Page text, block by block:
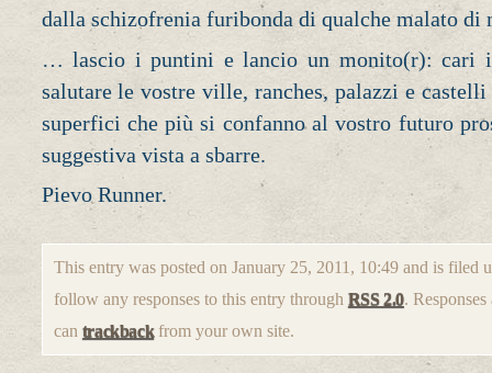
dalla schizofrenia furibonda di qualche malato
… lascio i puntini e lancio un monito(r): cari
salutare le vostre ville, ranches, palazzi e castelli
superfici che più si confanno al vostro futuro
suggestiva vista a sbarre.
Pievo Runner.
This entry was posted on January 25, 2011, 10:49 and is filed
follow any responses to this entry through RSS 2.0.
can trackbackfrom your own site.